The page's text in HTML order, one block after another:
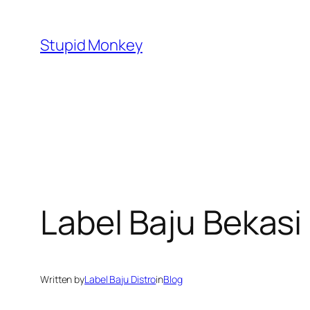
content
Stupid Monkey
Label Baju
Written byLabel Baju DistroinBlog